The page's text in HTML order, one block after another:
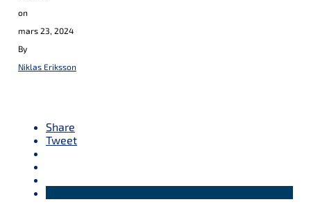
on
mars 23, 2024
By
Niklas Eriksson
Share
Tweet